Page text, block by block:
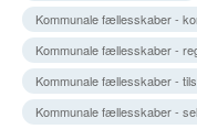
Kommunale fællesskaber -
Kommunale fællesskaber -
Kommunale fællesskaber -
Kommunale fællesskaber -